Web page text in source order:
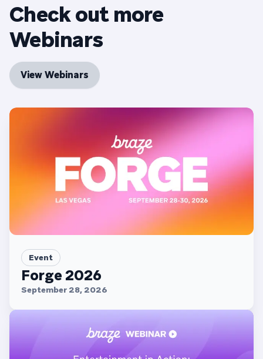
Check out more
Webinars
View Webinars
Event
Forge 2026
September 28, 2026